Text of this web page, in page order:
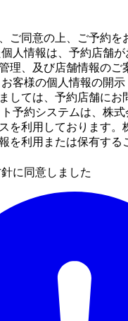
ご同意の上、ご予約を
人情報は、予約店舗
理、及び店舗情報のご
客様の個人情報の開示
しては、予約店舗にお
予約システムは、株
を利用しております。
を利用または保有する
に同意しました